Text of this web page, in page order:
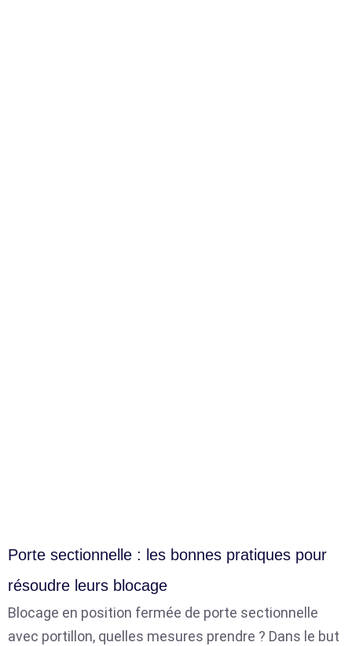
Porte sectionnelle : les bonnes pratiques pour
résoudre leurs blocage
Blocage en position fermée de porte sectionnelle
avec portillon, quelles mesures prendre ? Dans le but